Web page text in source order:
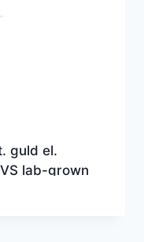
guld el.
lab-grown